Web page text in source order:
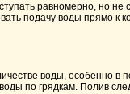
равномерно, но
подачу воды прямо
воды, особенно
по грядкам. Полив